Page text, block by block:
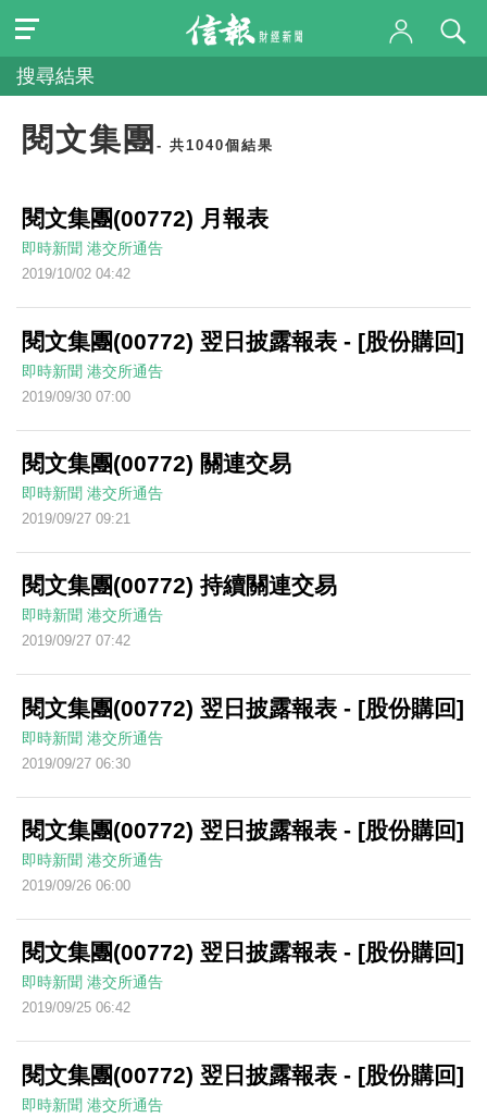
搜尋結果
閱文集團 - 共1040個結果
閱文集團(00772) 月報表
即時新聞 港交所通告
2019/10/02 04:42
閱文集團(00772) 翌日披露報表 - [股份購回]
即時新聞 港交所通告
2019/09/30 07:00
閱文集團(00772) 關連交易
即時新聞 港交所通告
2019/09/27 09:21
閱文集團(00772) 持續關連交易
即時新聞 港交所通告
2019/09/27 07:42
閱文集團(00772) 翌日披露報表 - [股份購回]
即時新聞 港交所通告
2019/09/27 06:30
閱文集團(00772) 翌日披露報表 - [股份購回]
即時新聞 港交所通告
2019/09/26 06:00
閱文集團(00772) 翌日披露報表 - [股份購回]
即時新聞 港交所通告
2019/09/25 06:42
閱文集團(00772) 翌日披露報表 - [股份購回]
即時新聞 港交所通告